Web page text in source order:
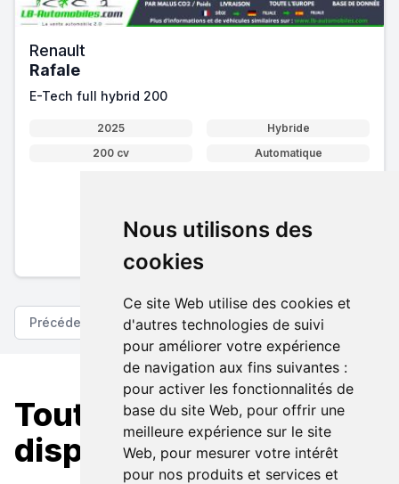
Nous utilisons des
cookies
Ce site Web utilise des cookies et
d'autres technologies de suivi
pour améliorer votre expérience
de navigation aux fins suivantes :
pour activer les fonctionnalités de
base du site Web, pour offrir une
meilleure expérience sur le site
Web, pour mesurer votre intérêt
pour nos produits et services et
Renault
Rafale
E-Tech full hybrid 200
2025
Hybride
200 cv
Automatique
Pack essentiel inclus
En savoir plus sur nos tarifs
Précédent Suivant
Toutes nos Renault
disponibles